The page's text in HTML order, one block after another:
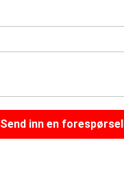
Send inn en forespørsel